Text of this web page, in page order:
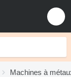
Machines à